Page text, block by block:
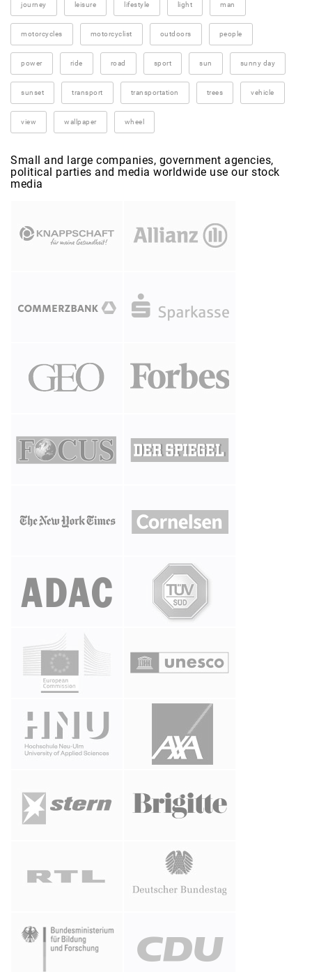
journey leisure lifestyle light man
motorcycles motorcyclist outdoors people
power ride road sport sun sunny day
sunset transport transportation trees vehicle
view wallpaper wheel
Small and large companies, government agencies,
political parties and media worldwide use our stock
media